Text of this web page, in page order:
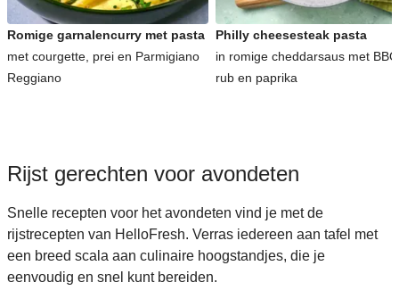
Romige garnalencurry met pasta
met courgette, prei en Parmigiano
Reggiano
Philly cheesesteak pasta
in romige cheddarsaus met
rub en paprika
Rijst gerechten voor avondeten
Snelle recepten voor het avondeten vind je met de
rijstrecepten van HelloFresh. Verras iedereen aan tafel met
een breed scala aan culinaire hoogstandjes, die je
eenvoudig en snel kunt bereiden.